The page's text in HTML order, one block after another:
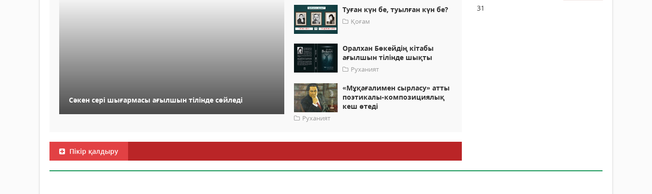
Сәкен сері шығармасы ағылшын тілінде сөйледі
Туған күн бе, туылған күн бе?
Қоғам
Оралхан Бөкейдің кітабы
ағылшын тілінде шықты
Руханият
«Мұқағалимен сырласу» атты
поэтикалы-композициялық
кеш өтеді
Руханият
Пікір қалдыру
31